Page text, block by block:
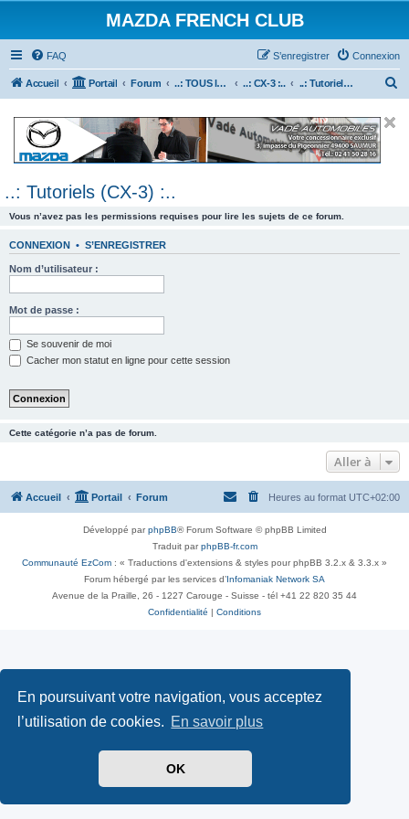
En poursuivant votre navigation, vous acceptez
l’utilisation de cookies. En savoir plus
OK
MAZDA FRENCH CLUB
FAQ Connexion
S’enregistrer
Accueil Portail Forum ..: TOUS les Véhicules MAZDA :.. ..: CX-3 :.. ..: Tutoriels (CX-3) :..
e
..: Tutoriels (CX-3) :..
Vous n’avez pas les permissions requises pour lire les sujets de ce forum.
CONNEXION • S’ENREGISTRER
Nom d’utilisateur :
Mot de passe :
Se souvenir de moi
Cacher mon statut en ligne pour cette session
Cette catégorie n’a pas de forum.
Aller à
Accueil Portail Forum Heures au format UTC+02:00
Développé parphpBB® Forum Software © phpBB Limited
Traduit parphpBB-fr.com
Communauté EzCom : « Traductions d'extensions & styles pour phpBB 3.2.x & 3.3.x »
Forum hébergé par les services d’ Infomaniak Network SA
Avenue de la Praille, 26 - 1227 Carouge - Suisse - tél +41 22 820 35 44
Confidentialité
Conditions